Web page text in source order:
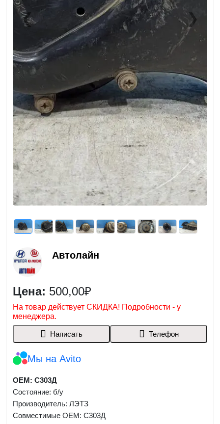
❮Previous ❯Next
Автолайн
Цена: 500,00₽
На товар действует СКИДКА! Подробности - у
менеджера.
Написать Телефон
Мы на Avito
OEM: С303Д
Состояние: б/у
Производитель: ЛЭТЗ
Совместимые OEM: С303Д